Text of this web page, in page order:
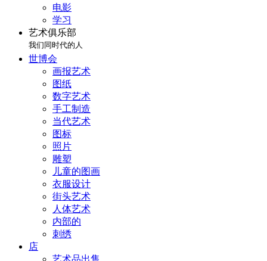
电影
学习
艺术俱乐部
我们同时代的人
世博会
画报艺术
图纸
数字艺术
手工制造
当代艺术
图标
照片
雕塑
儿童的图画
衣服设计
街头艺术
人体艺术
内部的
刺绣
店
艺术品出售